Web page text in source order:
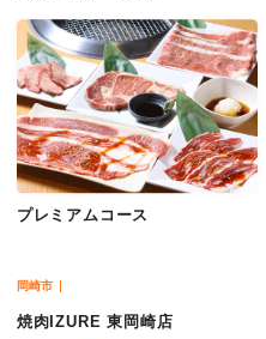
プレミアムコース
岡崎市
焼肉IZURE 東岡崎店